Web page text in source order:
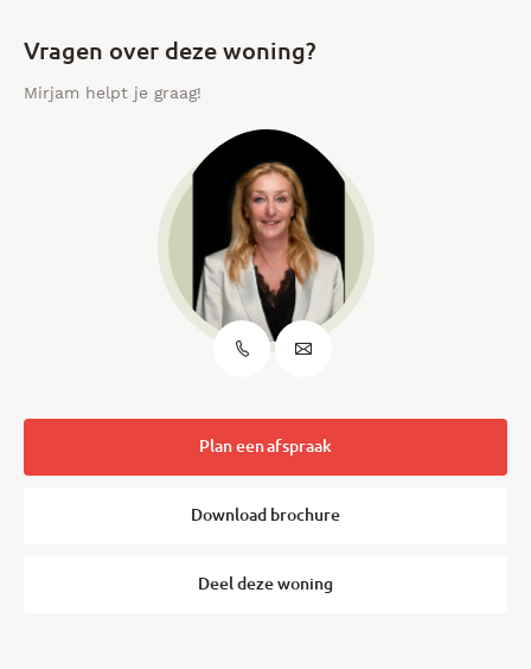
Vragen over deze woning?
Mirjam helpt je graag!
Plan een afspraak
Download brochure
Deel deze woning